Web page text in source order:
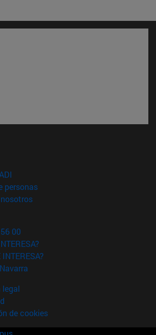
en nueva ventana)
personas(abre en nueva ventana)
(abre en nueva ventana)
00
de cookies